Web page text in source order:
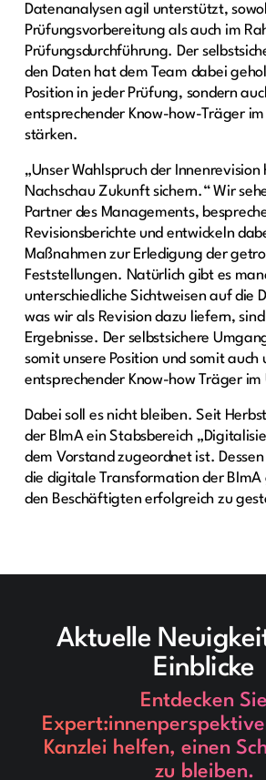
Datenanalysen agil unterstützt,
Prüfungsvorbereitung als auch im
Prüfungsdurchführung. Der
den Daten hat dem Team dabei
Position in jeder Prüfung, sondern
entsprechender Know-how-Träger
stärken.
„Unser Wahlspruch der Innenrevision
Nachschau Zukunft sichern.“ Wir
Partner des Managements,
Revisionsberichte und entwickeln
Maßnahmen zur Erledigung der
Feststellungen. Natürlich gibt es
unterschiedliche Sichtweisen auf die
was wir als Revision dazu liefern,
Ergebnisse. Der selbstsichere
somit unsere Position und somit auch
entsprechender Know-how Träger
Dabei soll es nicht bleiben. Seit
der BlmA ein Stabsbereich
dem Vorstand zugeordnet ist.
die digitale Transformation der
den Beschäftigten erfolgreich zu
Aktuelle
Einblicke
Entdecken Sie
Kanzlei helfen, einen
zu bleiben.